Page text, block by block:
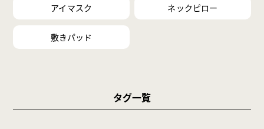
アイマスク ネックピロー
敷きパッド
タグ一覧